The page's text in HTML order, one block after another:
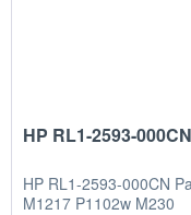
HP RL1-2593-
HP RL1-2593-000CN
M1217 P1102w M230